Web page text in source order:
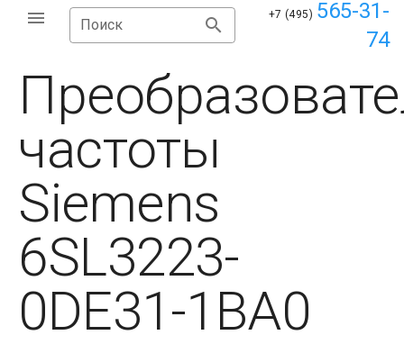
Поиск
+7 (495) 565-31-
74
частоты
Siemens
6SL3223-
0DE31-1BA0